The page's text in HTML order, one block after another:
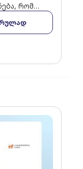
რომ
არ
[…]